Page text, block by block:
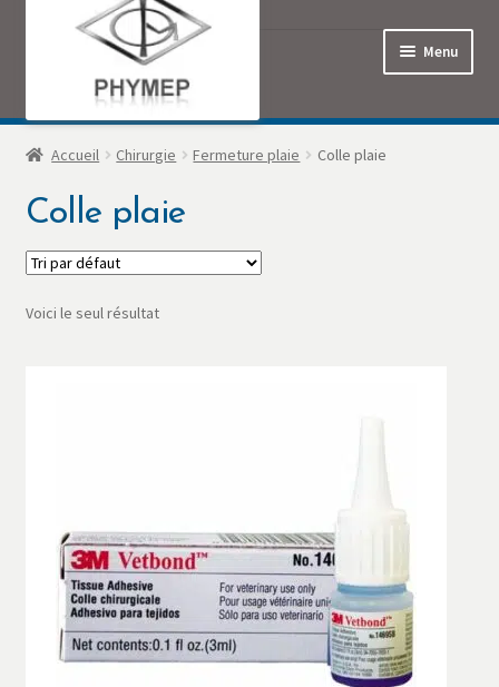
Menu
Accueil
Commande
Contact
Mon Compte
Services
Accueil Chirurgie Fermeture plaie Colle plaie
Colle plaie
Voici le seul résultat